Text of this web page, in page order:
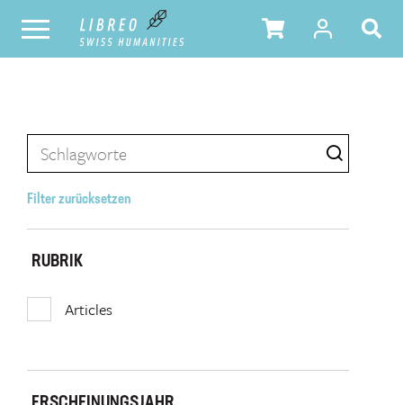
Filter zurücksetzen
RUBRIK
Articles